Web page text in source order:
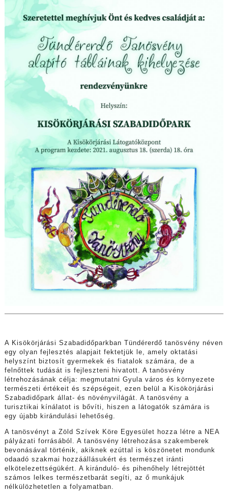
A Kisökörjárási Szabadidőparkban Tündérerdő tanösvény néven
egy olyan fejlesztés alapjait fektetjük le, amely oktatási
helyszínt biztosít gyermekek és fiatalok számára, de a
felnőttek tudását is fejleszteni hivatott. A tanösvény
létrehozásának célja: megmutatni Gyula város és környezete
természeti értékeit és szépségeit, ezen belül a Kisökörjárási
Szabadidőpark állat- és növényvilágát. A tanösvény a
turisztikai kínálatot is bővíti, hiszen a látogatók számára is
egy újabb kirándulási lehetőség.
A tanösvényt a Zöld Szívek Köre Egyesület hozza létre a NEA
pályázati forrásából. A tanösvény létrehozása szakemberek
bevonásával történik, akiknek ezúttal is köszönetet mondunk
odaadó szakmai hozzáállásukért és természet iránti
elkötelezettségükért. A kiránduló- és pihenőhely létrejöttét
számos lelkes természetbarát segíti, az ő munkájuk
nélkülözhetetlen a folyamatban.